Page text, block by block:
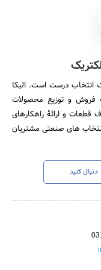
انتخاب درست است. الیکا
فروش و توزیع محصولات
و ارائۀ راهکارهای
های صنعتی مشتریان
دنبال کنید